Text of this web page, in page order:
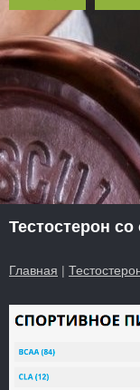
Тестостерон
Главная |